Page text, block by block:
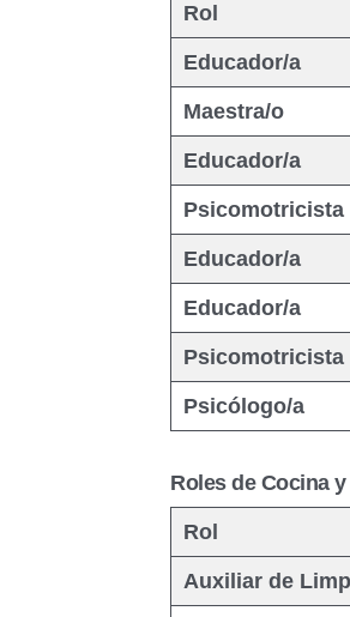
Rol
Educador/a
Maestra/o
Educador/a
Psicomotricista
Educador/a
Educador/a
Psicomotricista
Psicólogo/a
Roles de Cocina
Rol
Auxiliar de